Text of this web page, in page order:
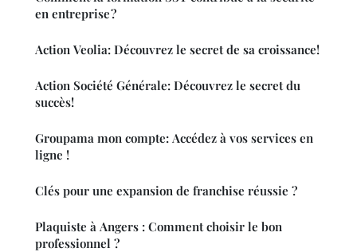
en entreprise ?
Action Veolia: Découvrez le secret de sa croissance!
Action Société Générale: Découvrez le secret du
succès!
Groupama mon compte: Accédez à vos services en
ligne !
Clés pour une expansion de franchise réussie ?
Plaquiste à Angers : Comment choisir le bon
professionnel ?